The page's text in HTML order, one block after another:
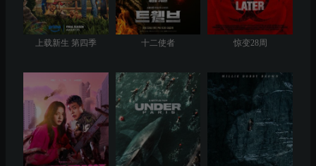
上载新生 第四季 十二使者 惊变28周